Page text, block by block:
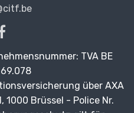
TVA BE
über AXA
1000 Brüssel - Police Nr.